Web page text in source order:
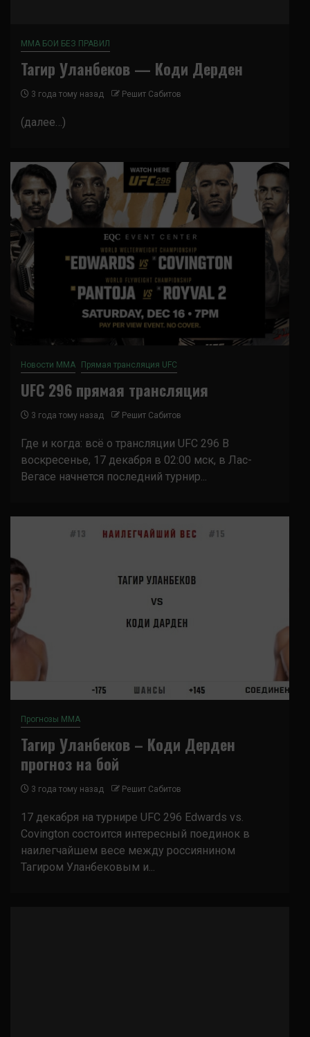
ММА БОИ БЕЗ ПРАВИЛ
Тагир Уланбеков — Коди Дерден
3 года тому назад Решит Сабитов
(далее…)
Новости ММА Прямая трансляция UFC
UFC 296 прямая трансляция
3 года тому назад Решит Сабитов
Где и когда: всё о трансляции UFC 296 В
воскресенье, 17 декабря в 02:00 мск, в Лас-
Вегасе начнется последний турнир...
Прогнозы ММА
Тагир Уланбеков – Коди Дерден
прогноз на бой
3 года тому назад Решит Сабитов
17 декабря на турнире UFC 296 Edwards vs.
Covington состоится интересный поединок в
наилегчайшем весе между россиянином
Тагиром Уланбековым и...